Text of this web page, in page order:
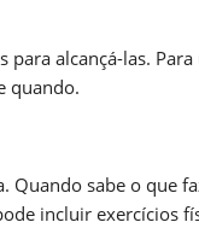
alcançá-las.
quando.
sabe o que
incluir exercícios